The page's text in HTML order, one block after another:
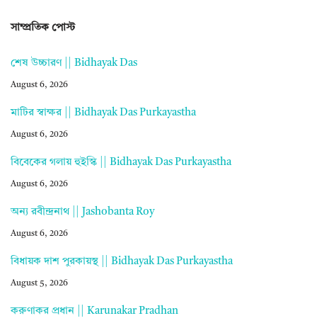
সাম্প্রতিক পোস্ট
শেষ উচ্চারণ || Bidhayak Das
August 6, 2026
মাটির স্বাক্ষর || Bidhayak Das Purkayastha
August 6, 2026
বিবেকের গলায় হুইস্কি || Bidhayak Das Purkayastha
August 6, 2026
অন্য রবীন্দ্রনাথ || Jashobanta Roy
August 6, 2026
বিধায়ক দাশ পুরকায়স্থ || Bidhayak Das Purkayastha
August 5, 2026
করুণাকর প্রধান || Karunakar Pradhan